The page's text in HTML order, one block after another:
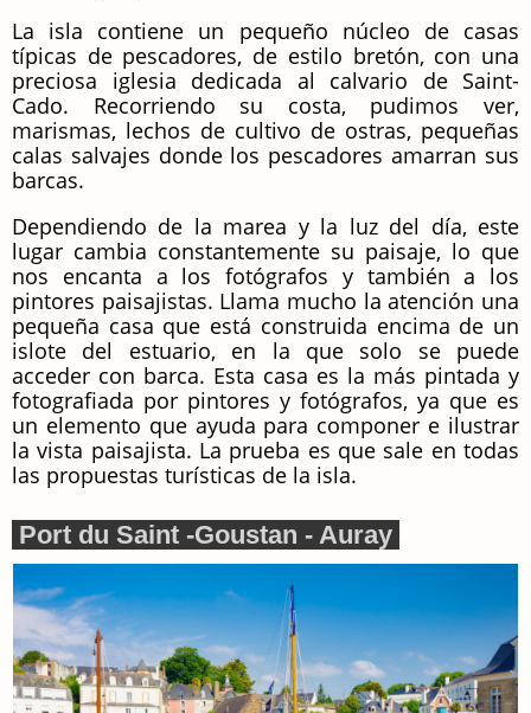
La isla contiene un pequeño núcleo de casas
típicas de pescadores, de estilo bretón, con una
preciosa iglesia dedicada al calvario de Saint-
Cado. Recorriendo su costa, pudimos ver,
marismas, lechos de cultivo de ostras, pequeñas
calas salvajes donde los pescadores amarran sus
barcas.
Dependiendo de la marea y la luz del día, este
lugar cambia constantemente su paisaje, lo que
nos encanta a los fotógrafos y también a los
pintores paisajistas. Llama mucho la atención una
pequeña casa que está construida encima de un
islote del estuario, en la que solo se puede
acceder con barca. Esta casa es la más pintada y
fotografiada por pintores y fotógrafos, ya que es
un elemento que ayuda para componer e ilustrar
la vista paisajista. La prueba es que sale en todas
las propuestas turísticas de la isla.
Port du Saint -Goustan - Auray